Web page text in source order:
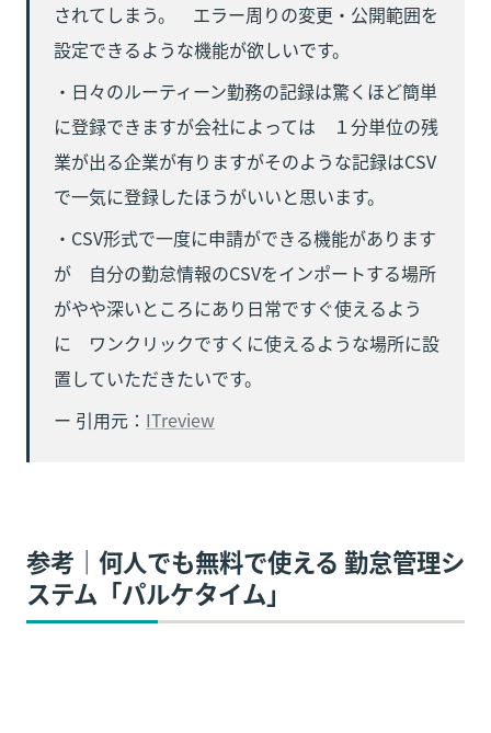
されてしまう。　エラー周りの変更・公開範囲を
設定できるような機能が欲しいです。
・日々のルーティーン勤務の記録は驚くほど簡単
に登録できますが会社によっては　１分単位の残
業が出る企業が有りますがそのような記録はCSV
で一気に登録したほうがいいと思います。
・CSV形式で一度に申請ができる機能があります
が　自分の勤怠情報のCSVをインポートする場所
がやや深いところにあり日常ですぐ使えるよう
に　ワンクリックですくに使えるような場所に設
置していただきたいです。
ー 引用元： ITreview
参考｜何人でも無料で使える 勤怠管理シ
ステム「パルケタイム」